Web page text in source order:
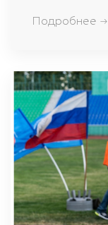
Подробнее →